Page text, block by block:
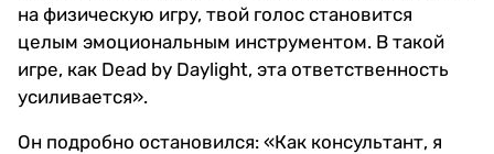
на физическую игру, твой голос становится
целым эмоциональным инструментом. В такой
игре, как Dead by Daylight, эта ответственность
усиливается».
Он подробно остановился: «Как консультант, я